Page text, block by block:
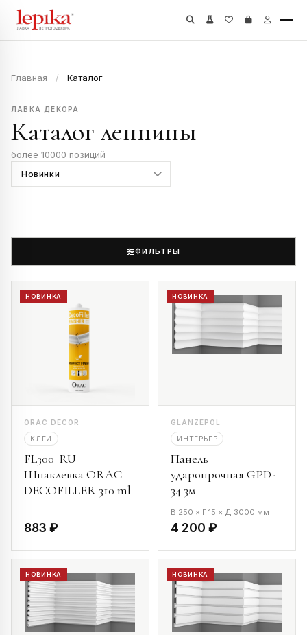
Главная / Каталог
ЛАВКА ДЕКОРА
Каталог лепнины
более 10000 позиций
ФИЛЬТРЫ
НОВИНКА
ORAC DECOR
КЛЕЙ
FL300_RU
Шпаклевка ORAC
DECOFILLER 310 ml
883 ₽
НОВИНКА
GLANZEPOL
ИНТЕРЬЕР
Панель
ударопрочная GPD-
34 3м
В 250 × Г 15 × Д 3000 мм
4 200 ₽
НОВИНКА НОВИНКА